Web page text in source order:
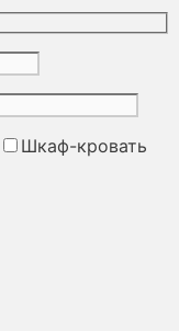
Шкаф-кровать